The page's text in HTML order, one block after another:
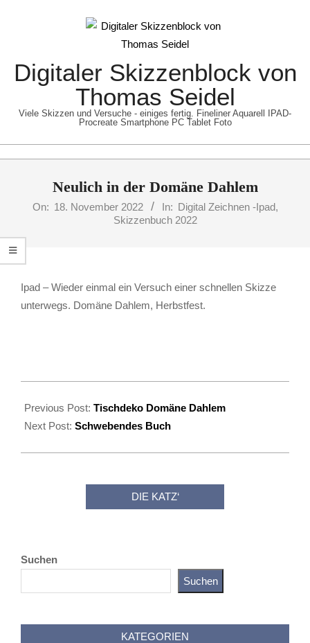
Digitaler Skizzenblock von
Thomas Seidel
Viele Skizzen und Versuche - einiges fertig. Fineliner Aquarell IPAD-
Procreate Smartphone PC Tablet Foto
Neulich in der Domäne Dahlem
On: 18. November 2022 In: Digital Zeichnen -Ipad,
Skizzenbuch 2022
Ipad – Wieder einmal ein Versuch einer schnellen Skizze
unterwegs. Domäne Dahlem, Herbstfest.
11-
18
Previous Post: Tischdeko Domäne Dahlem
Next Post: Schwebendes Buch
DIE KATZ‘
Suchen
Suchen
KATEGORIEN